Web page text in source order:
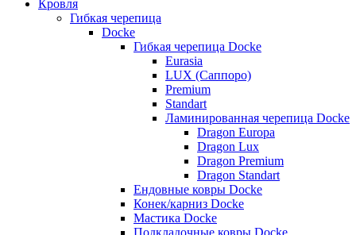
Кровля
Гибкая черепица
Docke
Гибкая черепица Docke
Eurasia
LUX (Саппоро)
Premium
Standart
Ламинированная черепица Docke
Dragon Europa
Dragon Lux
Dragon Premium
Dragon Standart
Ендовные ковры Docke
Конек/карниз Docke
Мастика Docke
Подкладочные ковры Docke